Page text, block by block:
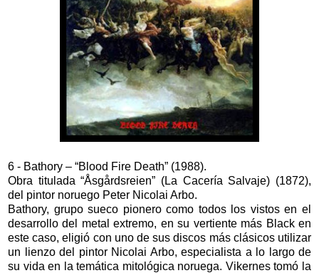
6 - Bathory – “Blood Fire Death” (1988).
Obra titulada “Åsgårdsreien” (La Cacería Salvaje) (1872),
del pintor noruego Peter Nicolai Arbo.
Bathory, grupo sueco pionero como todos los vistos en el
desarrollo del metal extremo, en su vertiente más Black en
este caso, eligió con uno de sus discos más clásicos utilizar
un lienzo del pintor Nicolai Arbo, especialista a lo largo de
su vida en la temática mitológica noruega. Vikernes tomó la